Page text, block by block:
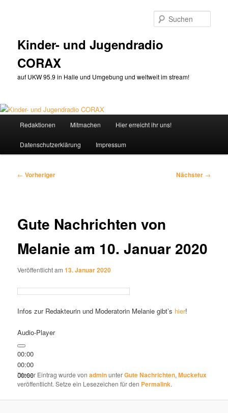
Kinder- und Jugendradio
CORAX
auf UKW 95.9 in Halle und Umgebung und weltweit im stream!
Redaktionen Mitmachen Hier erreicht ihr uns!
Datenschutzerklärung Impressum
Beitragsnavigation
← Vorheriger Nächster →
Gute Nachrichten von
Melanie am 10. Januar 2020
Veröffentlicht am13. Januar 2020
Infos zur Redakteurin und Moderatorin Melanie gibt’s hier!
Audio-Player
00:00
00:00
00:00
Dieser Eintrag wurde vonadminunterGute Nachrichten,Muckefux
veröffentlicht. Setze ein Lesezeichen für den Permalink.